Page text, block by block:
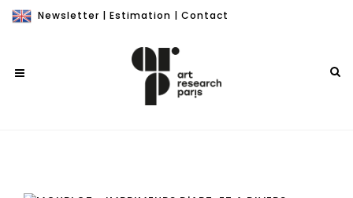
Newsletter | Estimation | Contact